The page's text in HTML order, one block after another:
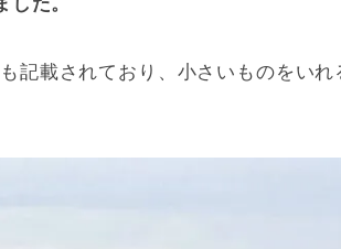
た。
記載されており、小さいものをいれ